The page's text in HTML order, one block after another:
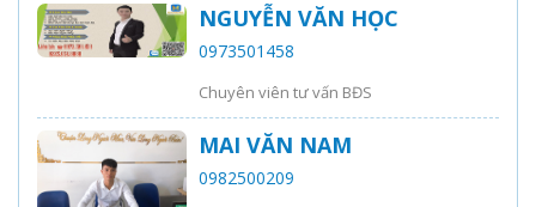
NGUYỄN VĂN HỌC
0973501458
Chuyên viên tư vấn BĐS
MAI VĂN NAM
0982500209